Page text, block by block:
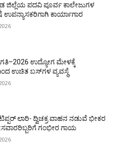
ಜಿಲ್ಲೆಯ ಪದವಿ ಪೂರ್ವ ಕಾಲೇಜುಗಳ
ಉಪನ್ಯಾಸಕರಿಗಾಗಿ ಕಾರ್ಯಾಗಾರ
ಉದ್ಯೋಗ ಮೇಳಕ್ಕೆ
ಉಚಿತ ಬಸ್‌ಗಳ ವ್ಯವಸ್ಥೆ
ಲಾರಿ- ದ್ವಿಚಕ್ರ ವಾಹನ ನಡುವೆ ಭೀಕರ
ಗಂಭೀರ ಗಾಯ